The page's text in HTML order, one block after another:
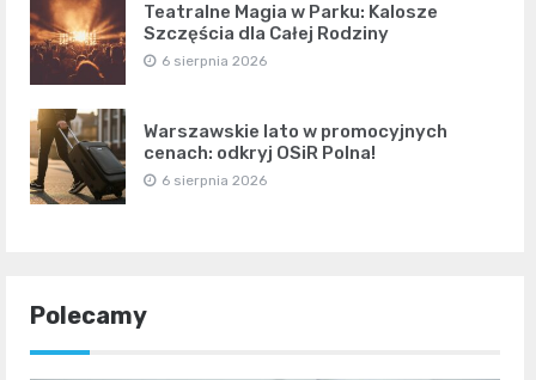
Teatralne Magia w Parku: Kalosze
Szczęścia dla Całej Rodziny
6 sierpnia 2026
Warszawskie lato w promocyjnych
cenach: odkryj OSiR Polna!
6 sierpnia 2026
Polecamy